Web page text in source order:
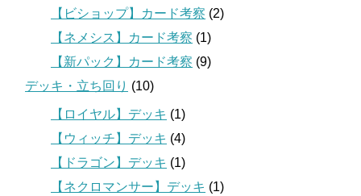
【ビショップ】カード考察 (2)
【ネメシス】カード考察 (1)
【新パック】カード考察 (9)
デッキ・立ち回り (10)
【ロイヤル】デッキ (1)
【ウィッチ】デッキ (4)
【ドラゴン】デッキ (1)
【ネクロマンサー】デッキ (1)